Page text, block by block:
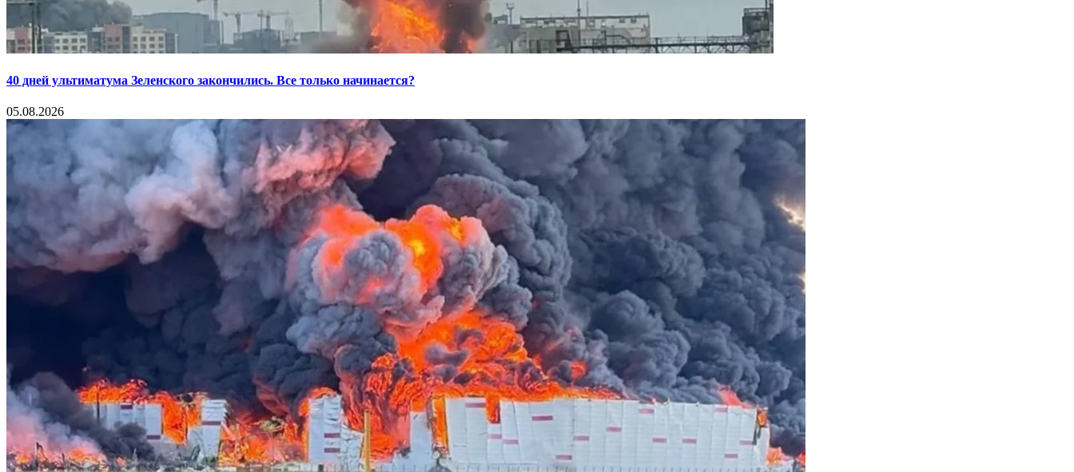
40 дней ультиматума Зеленского закончились. Все только начинается?
05.08.2026